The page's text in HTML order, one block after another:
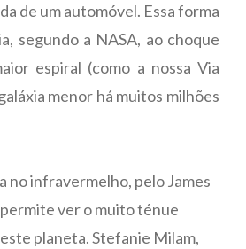
de um automóvel. Essa forma
segundo a NASA, ao choque
espiral (como a nossa Via
menor há muitos milhões
no infravermelho, pelo James
ver o muito ténue
planeta. Stefanie Milam,